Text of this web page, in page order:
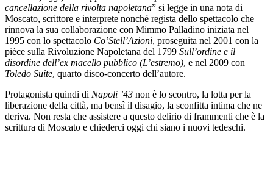
cancellazione della rivolta napoletana” si legge in una nota di
Moscato, scrittore e interprete nonché regista dello spettacolo che
rinnova la sua collaborazione con Mimmo Palladino iniziata nel
1995 con lo spettacolo Co’Stell’Azioni, proseguita nel 2001 con la
pièce sulla Rivoluzione Napoletana del 1799 Sull’ordine e il
disordine dell’ex macello pubblico (L’estremo), e nel 2009 con
Toledo Suite, quarto disco-concerto dell’autore.
Protagonista quindi di Napoli ’43 non è lo scontro, la lotta per la
liberazione della città, ma bensì il disagio, la sconfitta intima che ne
deriva. Non resta che assistere a questo delirio di frammenti che è la
scrittura di Moscato e chiederci oggi chi siano i nuovi tedeschi.